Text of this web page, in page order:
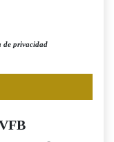
de privacidad